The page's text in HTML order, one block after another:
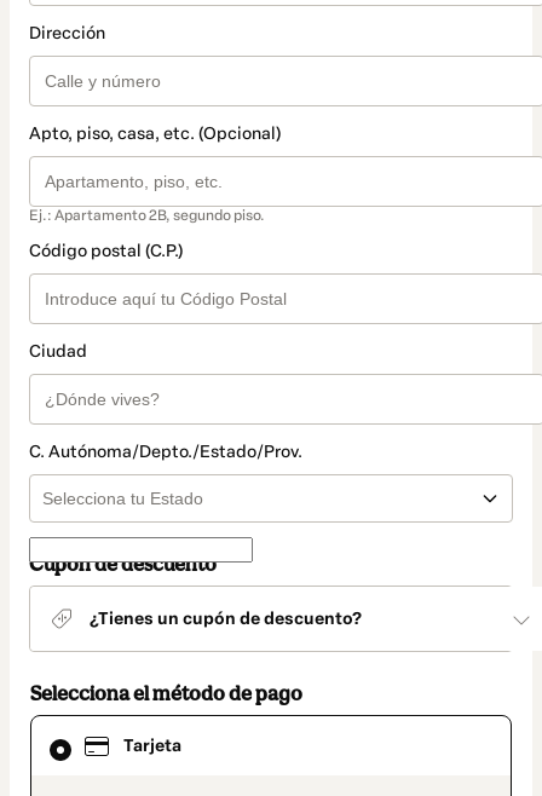
Dirección
Apto, piso, casa, etc. (Opcional)
Ej.: Apartamento 2B, segundo piso.
Código postal (C.P.)
Ciudad
C. Autónoma/Depto./Estado/Prov.
Cupón de descuento
¿Tienes un cupón de descuento?
Selecciona el método de pago
Tarjeta
El
método